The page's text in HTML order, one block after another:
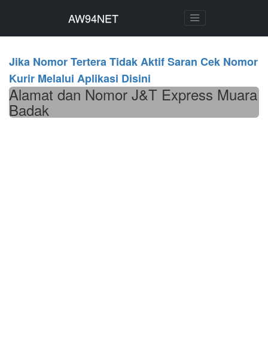
AW94NET
AW94NET
Jika Nomor Tertera Tidak Aktif Saran Cek Nomor
Kurir Melalui Aplikasi Disini
Alamat dan Nomor J&T Express Muara
Badak